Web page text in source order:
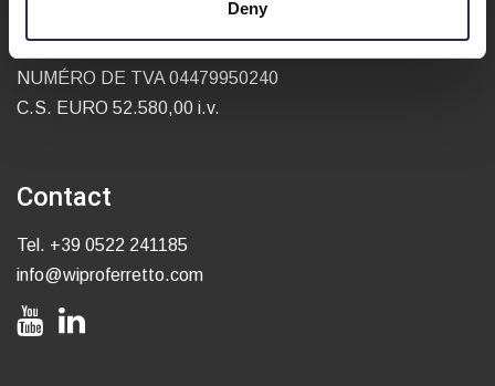
Deny
NUMÉRO DE TVA 04479950240
C.S. EURO 52.580,00 i.v.
Contact
Tel. +39 0522 241185
info@wiproferretto.com